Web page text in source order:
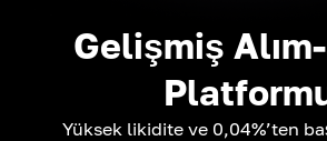
Gelişmiş
Yüksek likidite ve 0,04%’ten